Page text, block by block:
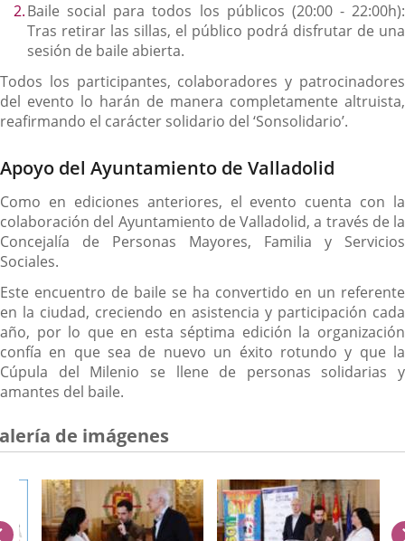
Baile social para todos los públicos (20:00 - 22:00h):
Tras retirar las sillas, el público podrá disfrutar de una
sesión de baile abierta.
Todos los participantes, colaboradores y patrocinadores
del evento lo harán de manera completamente altruista,
reafirmando el carácter solidario del ‘Sonsolidario’.
Apoyo del Ayuntamiento de Valladolid
Como en ediciones anteriores, el evento cuenta con la
colaboración del Ayuntamiento de Valladolid, a través de la
Concejalía de Personas Mayores, Familia y Servicios
Sociales.
Este encuentro de baile se ha convertido en un referente
en la ciudad, creciendo en asistencia y participación cada
año, por lo que en esta séptima edición la organización
confía en que sea de nuevo un éxito rotundo y que la
Cúpula del Milenio se llene de personas solidarias y
amantes del baile.
de imágenes
anterior